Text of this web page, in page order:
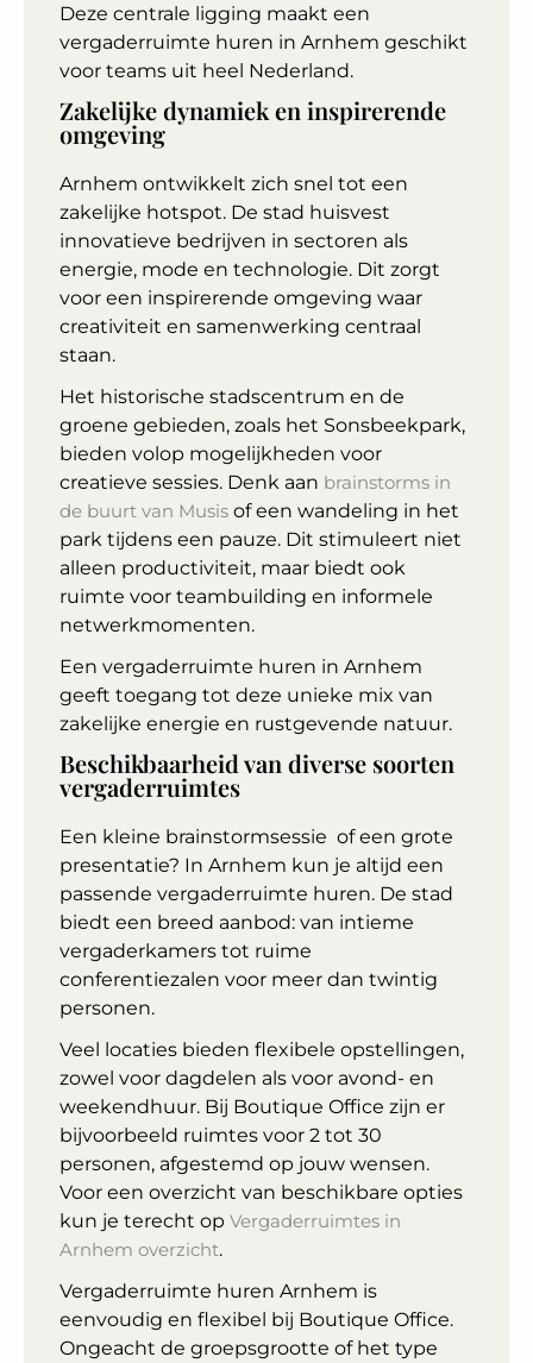
Deze centrale ligging maakt een
vergaderruimte huren in Arnhem geschikt
voor teams uit heel Nederland.
Zakelijke dynamiek en inspirerende
omgeving
Arnhem ontwikkelt zich snel tot een
zakelijke hotspot. De stad huisvest
innovatieve bedrijven in sectoren als
energie, mode en technologie. Dit zorgt
voor een inspirerende omgeving waar
creativiteit en samenwerking centraal
staan.
Het historische stadscentrum en de
groene gebieden, zoals het Sonsbeekpark,
bieden volop mogelijkheden voor
creatieve sessies. Denk aan brainstorms in
de buurt van Musis of een wandeling in het
park tijdens een pauze. Dit stimuleert niet
alleen productiviteit, maar biedt ook
ruimte voor teambuilding en informele
netwerkmomenten.
Een vergaderruimte huren in Arnhem
geeft toegang tot deze unieke mix van
zakelijke energie en rustgevende natuur.
Beschikbaarheid van diverse soorten
vergaderruimtes
Een kleine brainstormsessie of een grote
presentatie? In Arnhem kun je altijd een
passende vergaderruimte huren. De stad
biedt een breed aanbod: van intieme
vergaderkamers tot ruime
conferentiezalen voor meer dan twintig
personen.
Veel locaties bieden flexibele opstellingen,
zowel voor dagdelen als voor avond- en
weekendhuur. Bij Boutique Office zijn er
bijvoorbeeld ruimtes voor 2 tot 30
personen, afgestemd op jouw wensen.
Voor een overzicht van beschikbare opties
kun je terecht op Vergaderruimtes in
Arnhem overzicht.
Vergaderruimte huren Arnhem is
eenvoudig en flexibel bij Boutique Office.
Ongeacht de groepsgrootte of het type